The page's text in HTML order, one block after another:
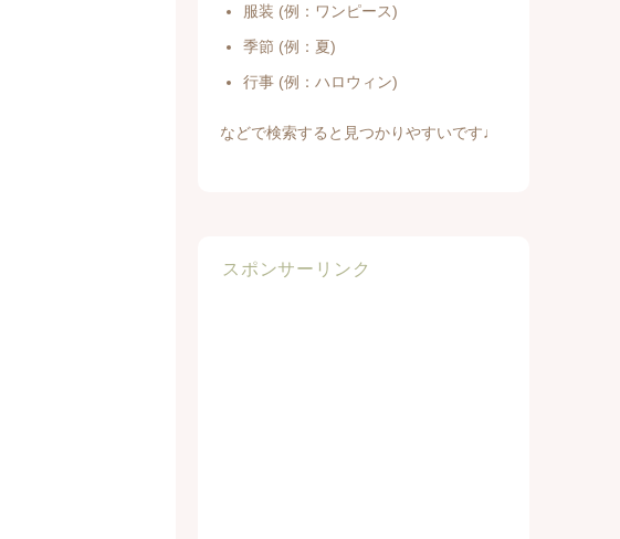
服装 (例：ワンピース)
季節 (例：夏)
行事 (例：ハロウィン)
などで検索すると見つかりやすいです♩
スポンサーリンク